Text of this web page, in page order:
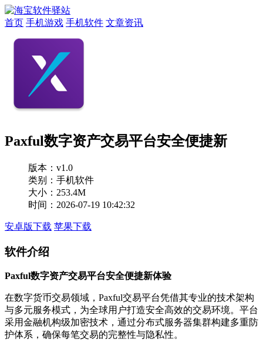
首页 手机游戏 手机软件 文章资讯
Paxful数字资产交易平台安全便捷新
版本： v1.0
类别：手机软件
大小：253.4M
时间：2026-07-19 10:42:32
安卓版下载 苹果下载
软件介绍
Paxful数字资产交易平台安全便捷新体验
在数字货币交易领域，Paxful交易平台凭借其专业的技术架构
与多元服务模式，为全球用户打造安全高效的交易环境。平台
采用金融机构级加密技术，通过分布式服务器集群构建多重防
护体系，确保每笔交易的完整性与隐私性。